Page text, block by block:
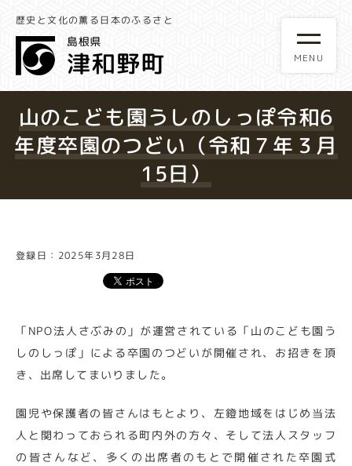
歴史と文化の薫る日本のふるさと
山のこども園うしのしっぽ令和6
年度卒園のつどい（令和７年３月
15日）
登録日：2025年3月28日
「NPO法人さぶみの」が運営されている「山のこども園う
しのしっぽ」による卒園のつどいが開催され、お招きを頂
き、出席してまいりました。
園児や保護者の皆さんはもとより、左鐙地域をはじめ当法
人と関わっておられる町内外の方々、そして法人スタッフ
の皆さんなど、多くの出席者のもとで開催された卒園式